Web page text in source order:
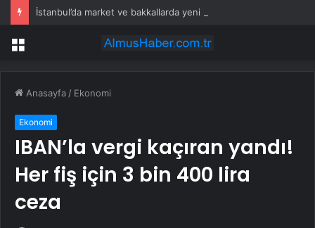
Menü
Anasayfa / Ekonomi
Ekonomi
IBAN’la vergi kaçıran yandı!
Her fiş için 3 bin 400 lira
ceza